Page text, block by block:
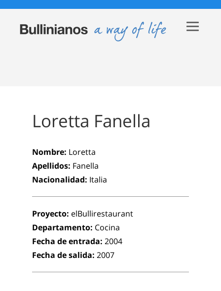
Loretta Fanella
Nombre: Loretta
Apellidos: Fanella
Nacionalidad: Italia
Proyecto: elBullirestaurant
Departamento: Cocina
Fecha de entrada: 2004
Fecha de salida: 2007